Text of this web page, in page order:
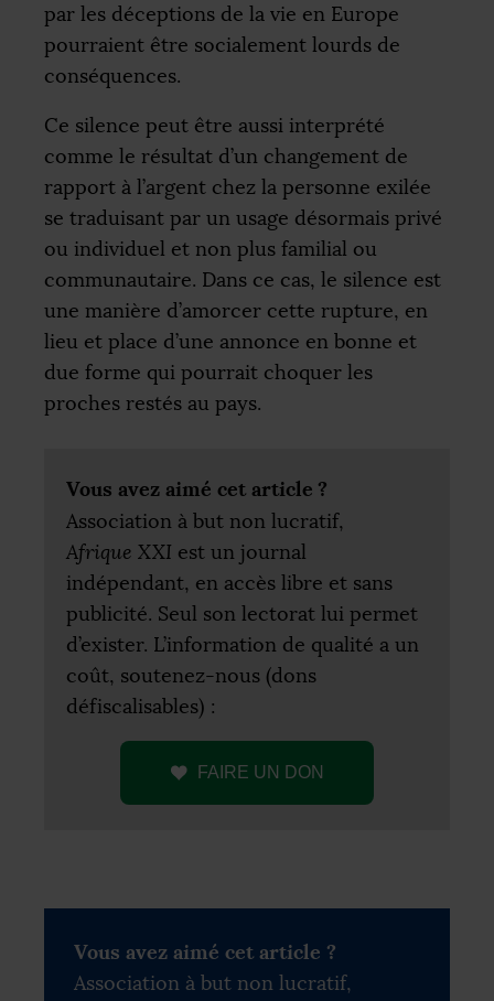
par les déceptions de la vie en Europe
pourraient être socialement lourds de
conséquences.
Ce silence peut être aussi interprété
comme le résultat d’un changement de
rapport à l’argent chez la personne exilée
se traduisant par un usage désormais privé
ou individuel et non plus familial ou
communautaire. Dans ce cas, le silence est
une manière d’amorcer cette rupture, en
lieu et place d’une annonce en bonne et
due forme qui pourrait choquer les
proches restés au pays.
Vous avez aimé cet article ?
Association à but non lucratif,
Afrique XXI est un journal
indépendant, en accès libre et sans
publicité. Seul son lectorat lui permet
d’exister. L’information de qualité a un
coût, soutenez-nous (dons
défiscalisables) :
FAIRE UN DON
Vous avez aimé cet article ?
Association à but non lucratif,